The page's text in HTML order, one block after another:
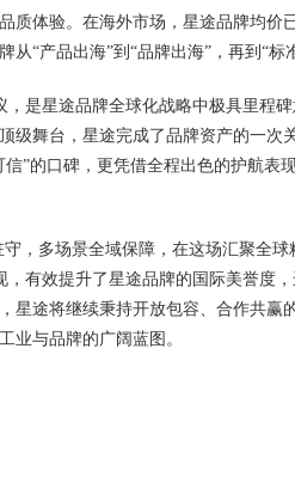
绿色出行路径，以及通过欧规261项
时，车辆顶尖的主被动安全配置、智
称最具“含金量”的口碑认证。
牌出海新坐标
次以豪华者姿态、而非追赶者姿态，
局，在中国汽车出口规模持续领跑全
节点。作为中国乘用车品牌出海的领
万，其中海外累计用户突破641万
、3000+国际化研发团队，星途深耕